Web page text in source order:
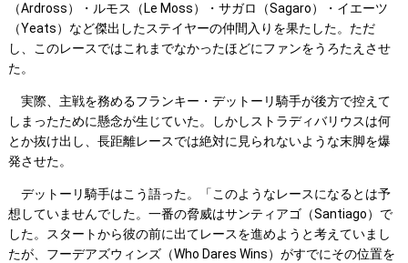
（Ardross）・ルモス（Le Moss）・サガロ（Sagaro）・イエーツ
（Yeats）など傑出したステイヤーの仲間入りを果たした。ただ
し、このレースではこれまでなかったほどにファンをうろたえさせ
た。
実際、主戦を務めるフランキー・デットーリ騎手が後方で控えて
しまったために懸念が生じていた。しかしストラディバリウスは何
とか抜け出し、長距離レースでは絶対に見られないような末脚を爆
発させた。
デットーリ騎手はこう語った。「このようなレースになるとは予
想していませんでした。一番の脅威はサンティアゴ（Santiago）で
した。スタートから彼の前に出てレースを進めようと考えていまし
たが、フーデアズウィンズ（Who Dares Wins）がすでにその位置を